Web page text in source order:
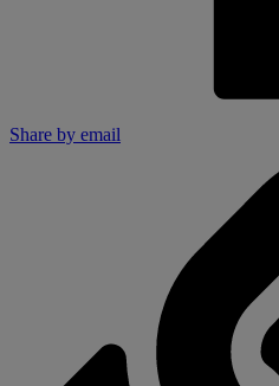
Share by email